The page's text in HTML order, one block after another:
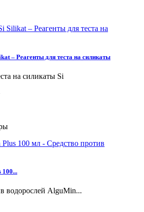
– Реагенты для теста на силикаты
на силикаты Si
100...
водорослей AlguMin...